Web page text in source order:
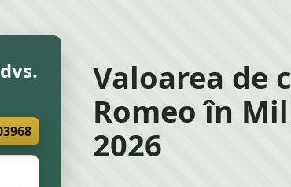
Valoarea de
Romeo în
2026